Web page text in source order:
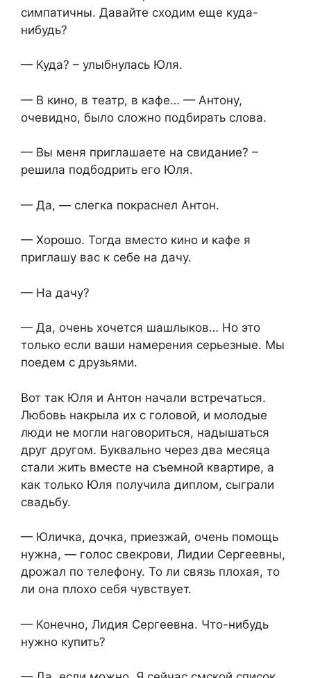
симпатичны. Давайте сходим еще куда-
нибудь?
— Куда? – улыбнулась Юля.
— В кино, в театр, в кафе… — Антону,
очевидно, было сложно подбирать слова.
— Вы меня приглашаете на свидание? –
решила подбодрить его Юля.
— Да, — слегка покраснел Антон.
— Хорошо. Тогда вместо кино и кафе я
приглашу вас к себе на дачу.
— На дачу?
— Да, очень хочется шашлыков… Но это
только если ваши намерения серьезные. Мы
поедем с друзьями.
Вот так Юля и Антон начали встречаться.
Любовь накрыла их с головой, и молодые
люди не могли наговориться, надышаться
друг другом. Буквально через два месяца
стали жить вместе на съемной квартире, а
как только Юля получила диплом, сыграли
свадьбу.
— Юличка, дочка, приезжай, очень помощь
нужна, — голос свекрови, Лидии Сергеевны,
дрожал по телефону. То ли связь плохая, то
ли она плохо себя чувствует.
— Конечно, Лидия Сергеевна. Что-нибудь
нужно купить?